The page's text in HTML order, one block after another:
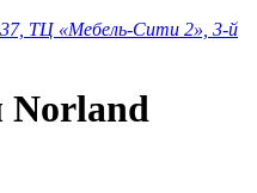
ТЦ «Мебель-Сити 2», 3-й
Norland